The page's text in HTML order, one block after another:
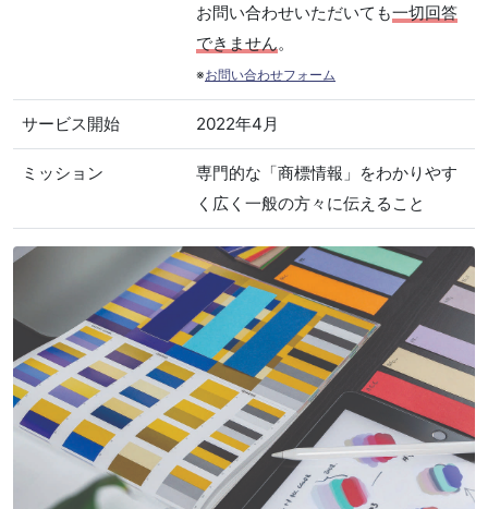
お問い合わせいただいても一切回答
できません。
※お問い合わせフォーム
サービス開始 2022年4月
ミッション
専門的な「商標情報」をわかりやす
く広く一般の方々に伝えること